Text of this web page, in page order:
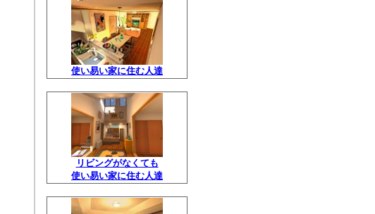
使い易い家に住む人達
リビングがなくても
使い易い家に住む人達